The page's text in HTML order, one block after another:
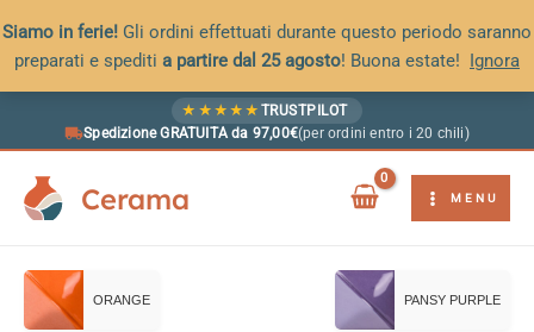
Siamo in ferie! Gli ordini effettuati durante questo periodo saranno
preparati e spediti a partire dal 25 agosto! Buona estate! Ignora
★ ★ ★ ★ ★ TRUSTPILOT
Spedizione GRATUITA da 97,00€(per ordini entro i 20 chili)
Cerama MENU
ORANGE PANSY PURPLE